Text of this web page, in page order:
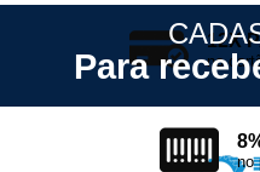
12X
no
no
Para